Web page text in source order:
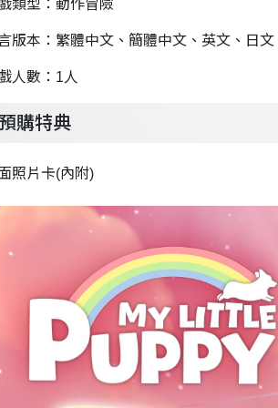
類型：動作冒險
版本：繁體中文、簡體中文、英文、日
人數：1人
購特典
照片卡(內附)